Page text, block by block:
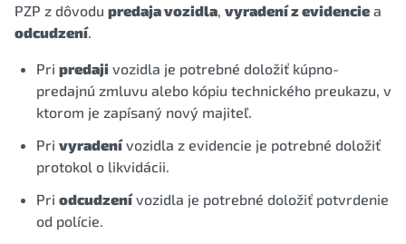
PZP z dôvodu predaja vozidla, vyradení z evidencie a
odcudzení.
Pri predaji vozidla je potrebné doložiť kúpno-
predajnú zmluvu alebo kópiu technického preukazu, v
ktorom je zapísaný nový majiteľ.
Pri vyradenívozidla z evidencie je potrebné doložiť
protokol o likvidácii.
Pri odcudzenívozidla je potrebné doložiť potvrdenie
od polície.